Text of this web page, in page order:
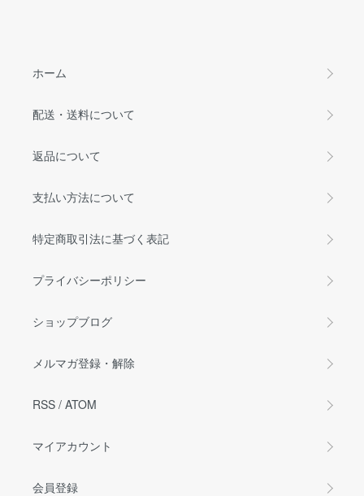
ホーム
配送・送料について
返品について
支払い方法について
特定商取引法に基づく表記
プライバシーポリシー
ショップブログ
メルマガ登録・解除
RSS / ATOM
マイアカウント
会員登録